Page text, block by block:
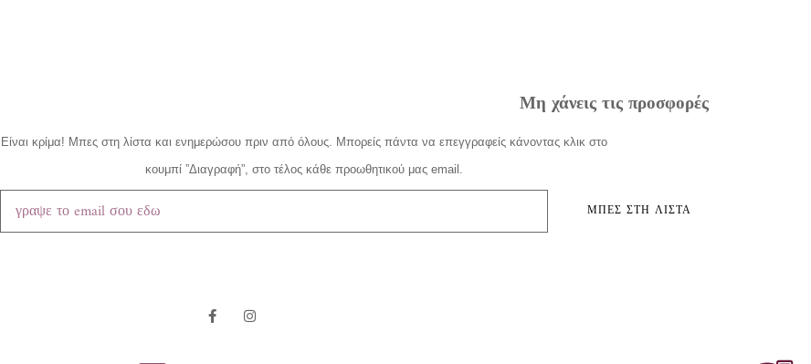
Μη χάνεις τις προσφορές
Είναι κρίμα! Μπες στη λίστα και ενημερώσου πριν από όλους. Μπορείς πάντα να επεγγραφείς κάνοντας κλικ στο
κουμπί ”Διαγραφή”, στο τέλος κάθε προωθητικού μας email.
ΜΠΕΣ ΣΤΗ ΛΙΣΤΑ